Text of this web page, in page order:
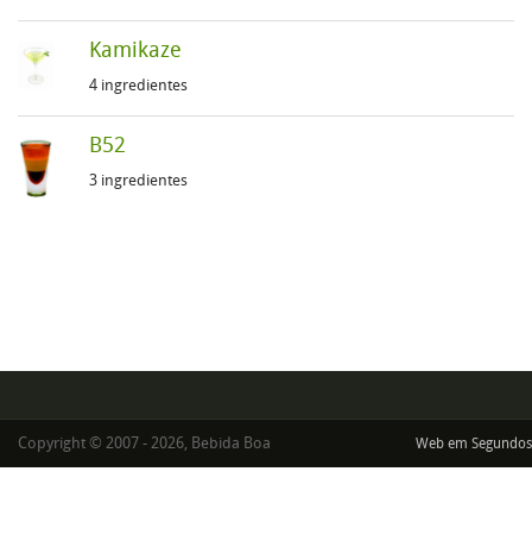
Kamikaze
4 ingredientes
B52
3 ingredientes
Copyright © 2007 - 2026, Bebida Boa Web em Segundos